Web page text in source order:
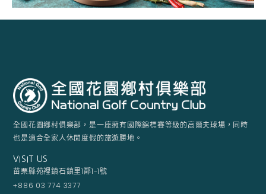
全國花園鄉村俱樂部，是一座擁有國際錦標賽等級的高爾夫球場，同時
也是適合全家人休閒度假的旅遊勝地。
VISIT US
苗栗縣苑裡鎮石鎮里1鄰1-1號
+886 03 774 3377